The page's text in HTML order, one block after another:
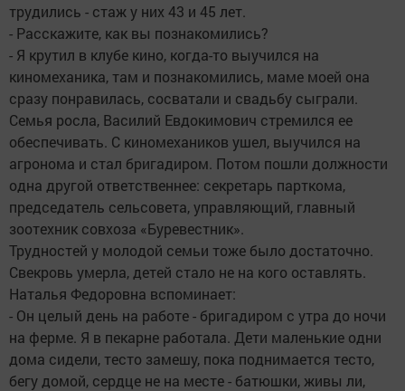
трудились - стаж у них 43 и 45 лет.
- Расскажите, как вы познакомились?
- Я крутил в клубе кино, когда-то выучился на
киномеханика, там и познакомились, маме моей она
сразу понравилась, сосватали и свадьбу сыграли.
Семья росла, Василий Евдокимович стремился ее
обеспечивать. С киномехаников ушел, выучился на
агронома и стал бригадиром. Потом пошли должности
одна другой ответственнее: секретарь парткома,
председатель сельсовета, управляющий, главный
зоотехник совхоза «Буревестник».
Трудностей у молодой семьи тоже было достаточно.
Свекровь умерла, детей стало не на кого оставлять.
Наталья Федоровна вспоминает:
- Он целый день на работе - бригадиром с утра до ночи
на ферме. Я в пекарне работала. Дети маленькие одни
дома сидели, тесто замешу, пока поднимается тесто,
бегу домой, сердце не на месте - батюшки, живы ли,